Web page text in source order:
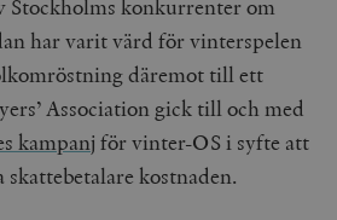
Stockholms konkurrenter om
har varit värd för vinterspelen
däremot till ett
Association gick till och med
kampanj för vinter-OS i syfte att
skattebetalare kostnaden.